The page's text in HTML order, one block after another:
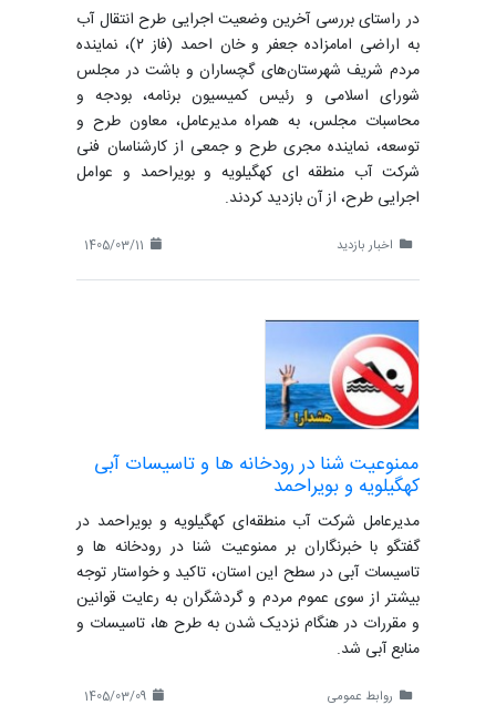
در راستای بررسی آخرین وضعیت اجرایی طرح انتقال آب
به اراضی امامزاده جعفر و خان احمد (فاز ۲)، نماینده
مردم شریف شهرستان‌های گچساران و باشت در مجلس
شورای اسلامی و رئیس کمیسیون برنامه، بودجه و
محاسبات مجلس، به همراه مدیرعامل، معاون طرح و
توسعه، نماینده مجری طرح و جمعی از کارشناسان فنی
شرکت آب منطقه ای کهگیلویه و بویراحمد و عوامل
اجرایی طرح، از آن بازدید کردند.
اخبار بازدید
ممنوعیت شنا در رودخانه ها و تاسیسات آبی
کهگیلویه و بویراحمد
مدیرعامل شرکت آب منطقه‌ای کهگیلویه و بویراحمد در
گفتگو با خبرنگاران بر ممنوعیت شنا در رودخانه ها و
تاسیسات آبی در سطح این استان، تاکید و خواستار توجه
بیشتر از سوی عموم مردم و گردشگران به رعایت قوانین
و مقررات در هنگام نزدیک شدن به طرح ها، تاسیسات و
منابع آبی شد.
روابط عمومی